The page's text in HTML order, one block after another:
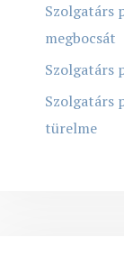
Szolgatárs
megbocsát
Szolgatárs
Szolgatárs
türelme